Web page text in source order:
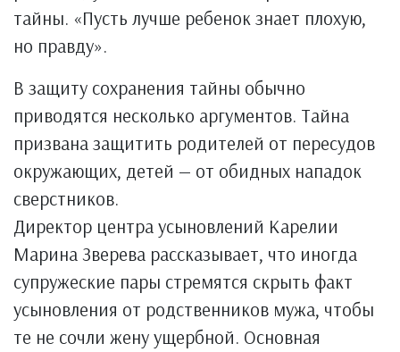
тайны. «Пусть лучше ребенок знает плохую,
но правду».
В защиту сохранения тайны обычно
приводятся несколько аргументов. Тайна
призвана защитить родителей от пересудов
окружающих, детей — от обидных нападок
сверстников.
Директор центра усыновлений Карелии
Марина Зверева рассказывает, что иногда
супружеские пары стремятся скрыть факт
усыновления от родственников мужа, чтобы
те не сочли жену ущербной. Основная